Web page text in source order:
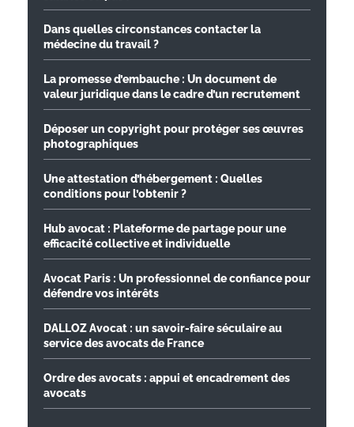
Dans quelles circonstances contacter la
médecine du travail ?
La promesse d’embauche : Un document de
valeur juridique dans le cadre d’un recrutement
Déposer un copyright pour protéger ses œuvres
photographiques
Une attestation d’hébergement : Quelles
conditions pour l’obtenir ?
Hub avocat : Plateforme de partage pour une
efficacité collective et individuelle
Avocat Paris : Un professionnel de confiance pour
défendre vos intérêts
DALLOZ Avocat : un savoir-faire séculaire au
service des avocats de France
Ordre des avocats : appui et encadrement des
avocats